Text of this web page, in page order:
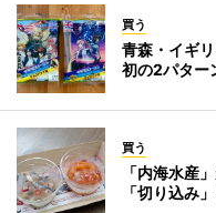
買う
青森・イギ
初の2パター
買う
「内海水産
「切り込み